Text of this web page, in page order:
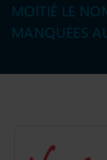
MOITIÉ LE
MANQUÉES